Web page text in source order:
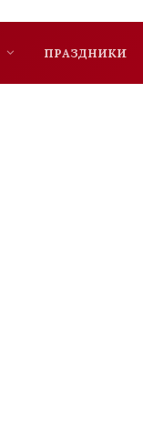
ПРАЗДНИКИ